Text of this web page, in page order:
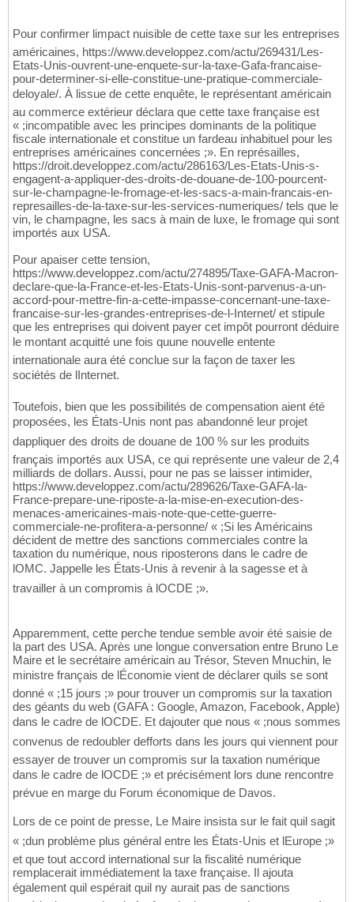
Pour confirmer limpact nuisible de cette taxe sur les entreprises
américaines, https://www.developpez.com/actu/269431/Les-
Etats-Unis-ouvrent-une-enquete-sur-la-taxe-Gafa-francaise-
pour-determiner-si-elle-constitue-une-pratique-commerciale-
deloyale/. À lissue de cette enquête, le représentant américain
au commerce extérieur déclara que cette taxe française est
« ;incompatible avec les principes dominants de la politique
fiscale internationale et constitue un fardeau inhabituel pour les
entreprises américaines concernées ;». En représailles,
https://droit.developpez.com/actu/286163/Les-Etats-Unis-s-
engagent-a-appliquer-des-droits-de-douane-de-100-pourcent-
sur-le-champagne-le-fromage-et-les-sacs-a-main-francais-en-
represailles-de-la-taxe-sur-les-services-numeriques/ tels que le
vin, le champagne, les sacs à main de luxe, le fromage qui sont
importés aux USA.
Pour apaiser cette tension,
https://www.developpez.com/actu/274895/Taxe-GAFA-Macron-
declare-que-la-France-et-les-Etats-Unis-sont-parvenus-a-un-
accord-pour-mettre-fin-a-cette-impasse-concernant-une-taxe-
francaise-sur-les-grandes-entreprises-de-l-Internet/ et stipule
que les entreprises qui doivent payer cet impôt pourront déduire
le montant acquitté une fois quune nouvelle entente
internationale aura été conclue sur la façon de taxer les
sociétés de lInternet.
Toutefois, bien que les possibilités de compensation aient été
proposées, les États-Unis nont pas abandonné leur projet
dappliquer des droits de douane de 100 % sur les produits
français importés aux USA, ce qui représente une valeur de 2,4
milliards de dollars. Aussi, pour ne pas se laisser intimider,
https://www.developpez.com/actu/289626/Taxe-GAFA-la-
France-prepare-une-riposte-a-la-mise-en-execution-des-
menaces-americaines-mais-note-que-cette-guerre-
commerciale-ne-profitera-a-personne/ « ;Si les Américains
décident de mettre des sanctions commerciales contre la
taxation du numérique, nous riposterons dans le cadre de
lOMC. Jappelle les États-Unis à revenir à la sagesse et à
travailler à un compromis à lOCDE ;».
Apparemment, cette perche tendue semble avoir été saisie de
la part des USA. Après une longue conversation entre Bruno Le
Maire et le secrétaire américain au Trésor, Steven Mnuchin, le
ministre français de lÉconomie vient de déclarer quils se sont
donné « ;15 jours ;» pour trouver un compromis sur la taxation
des géants du web (GAFA : Google, Amazon, Facebook, Apple)
dans le cadre de lOCDE. Et dajouter que nous « ;nous sommes
convenus de redoubler defforts dans les jours qui viennent pour
essayer de trouver un compromis sur la taxation numérique
dans le cadre de lOCDE ;» et précisément lors dune rencontre
prévue en marge du Forum économique de Davos.
Lors de ce point de presse, Le Maire insista sur le fait quil sagit
« ;dun problème plus général entre les États-Unis et lEurope ;»
et que tout accord international sur la fiscalité numérique
remplacerait immédiatement la taxe française. Il ajouta
également quil espérait quil ny aurait pas de sanctions